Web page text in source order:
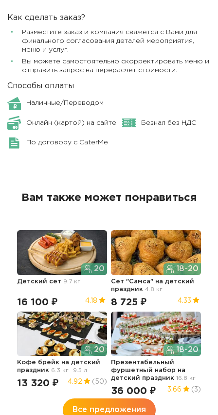
Как сделать заказ?
Разместите заказ и компания свяжется с Вами для
финального согласования деталей мероприятия,
меню и услуг.
Вы можете самостоятельно скорректировать меню и
отправить запрос на перерасчет стоимости.
Способы оплаты
Наличные/Переводом
Онлайн (картой) на сайте Безнал без НДС
По договору с CaterMe
Вам также может понравиться
20
Детский сет 9.7 кг
16 100 ₽ 4.18
18-20
Сет "Самса" на детский
праздник 4.8 кг
8 725 ₽ 4.33
20
Кофе брейк на детский
праздник 6.3 кг 9.5 л
13 320 ₽ 4.92 (50)
18-20
Презентабельный
фуршетный набор на
детский праздник 16.8 кг
36 000 ₽ 3.66 (3)
Все предложения